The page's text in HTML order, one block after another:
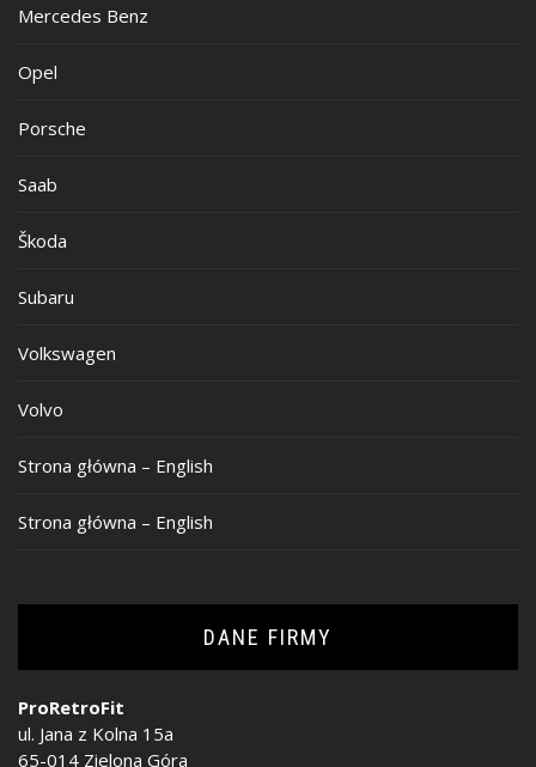
Mercedes Benz
Opel
Porsche
Saab
Škoda
Subaru
Volkswagen
Volvo
Strona główna – English
Strona główna – English
DANE FIRMY
ProRetroFit
ul. Jana z Kolna 15a
65-014 Zielona Góra